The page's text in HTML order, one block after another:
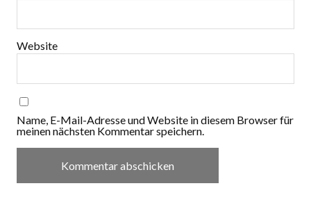
Website
Name, E-Mail-Adresse und Website in diesem Browser für
meinen nächsten Kommentar speichern.